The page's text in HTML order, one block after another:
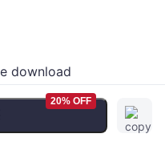
20% OFF